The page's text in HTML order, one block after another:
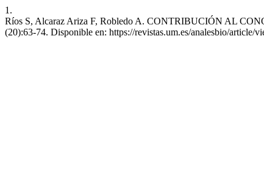
1.
Ríos S, Alcaraz Ariza F, Robledo A. CONTRIBUCIÓN AL
(20):63-74. Disponible en: https://revistas.um.es/analesbio/article/